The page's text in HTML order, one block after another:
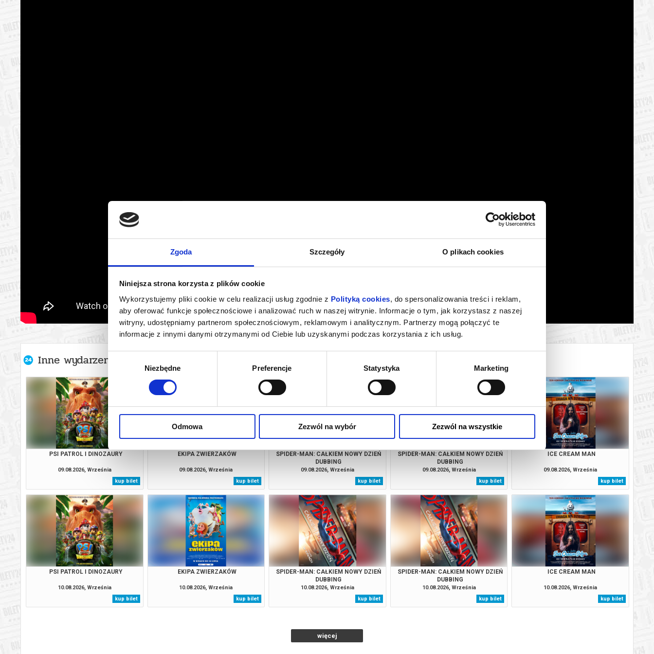
Zgoda Szczegóły O plikach cookies
Niniejsza strona korzysta z plików cookie
Wykorzystujemy pliki cookie w celu realizacji usług zgodnie z Polityką cookies, do spersonalizowania treści i reklam,
aby oferować funkcje społecznościowe i analizować ruch w naszej witrynie. Informacje o tym, jak korzystasz z naszej
witryny, udostępniamy partnerom społecznościowym, reklamowym i analitycznym. Partnerzy mogą połączyć te
informacje z innymi danymi otrzymanymi od Ciebie lub uzyskanymi podczas korzystania z ich usług.
Wybór
Niezbędne Preferencje Statystyka Marketing
Odmowa Zezwól na wybór Zezwól na wszystkie
Inne wydarzenia organizatora
PSI PATROL I DINOZAURY
09.08.2026, Września
kup bilet
EKIPA ZWIERZAKÓW
09.08.2026, Września
kup bilet
SPIDER-MAN: CAŁKIEM NOWY DZIEŃ
DUBBING
09.08.2026, Września
kup bilet
SPIDER-MAN: CAŁKIEM NOWY DZIEŃ
DUBBING
09.08.2026, Września
kup bilet
ICE CREAM MAN
09.08.2026, Września
kup bilet
PSI PATROL I DINOZAURY
10.08.2026, Września
kup bilet
EKIPA ZWIERZAKÓW
10.08.2026, Września
kup bilet
SPIDER-MAN: CAŁKIEM NOWY DZIEŃ
DUBBING
10.08.2026, Września
kup bilet
SPIDER-MAN: CAŁKIEM NOWY DZIEŃ
DUBBING
10.08.2026, Września
kup bilet
ICE CREAM MAN
10.08.2026, Września
kup bilet
więcej